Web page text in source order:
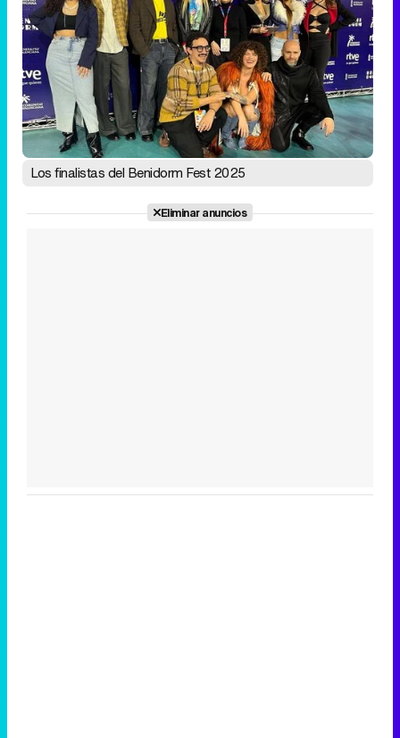
Los finalistas del Benidorm Fest 2025
Eliminar anuncios